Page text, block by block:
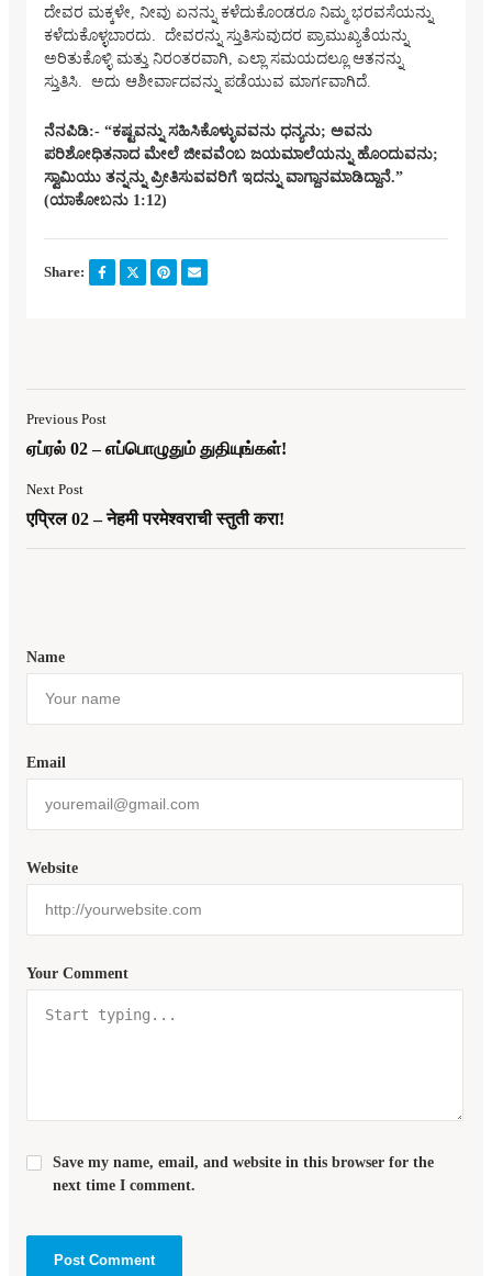
ದೇವರ ಮಕ್ಕಳೇ, ನೀವು ಏನನ್ನು ಕಳೆದುಕೊಂಡರೂ ನಿಮ್ಮ ಭರವಸೆಯನ್ನು
ಕಳೆದುಕೊಳ್ಳಬಾರದು. ದೇವರನ್ನು ಸ್ತುತಿಸುವುದರ ಪ್ರಾಮುಖ್ಯತೆಯನ್ನು
ಅರಿತುಕೊಳ್ಳಿ ಮತ್ತು ನಿರಂತರವಾಗಿ, ಎಲ್ಲಾ ಸಮಯದಲ್ಲೂ ಆತನನ್ನು
ಸ್ತುತಿಸಿ. ಅದು ಆಶೀರ್ವಾದವನ್ನು ಪಡೆಯುವ ಮಾರ್ಗವಾಗಿದೆ.
ನೆನಪಿಡಿ:- “ಕಷ್ಟವನ್ನು ಸಹಿಸಿಕೊಳ್ಳುವವನು ಧನ್ಯನು; ಅವನು
ಪರಿಶೋಧಿತನಾದ ಮೇಲೆ ಜೀವವೆಂಬ ಜಯಮಾಲೆಯನ್ನು ಹೊಂದುವನು;
ಸ್ವಾವಿುಯು ತನ್ನನ್ನು ಪ್ರೀತಿಸುವವರಿಗೆ ಇದನ್ನು ವಾಗ್ದಾನಮಾಡಿದ್ದಾನೆ.”
(ಯಾಕೋಬನು 1:12)
Share:
Previous Post
ஏப்ரல் 02 – எப்பொழுதும் துதியுங்கள்!
Next Post
एप्रिल 02 – नेहमी परमेश्वराची स्तुती करा!
Your Comment
Name
Email
Website
Save my name, email, and website in this browser for the
next time I comment.